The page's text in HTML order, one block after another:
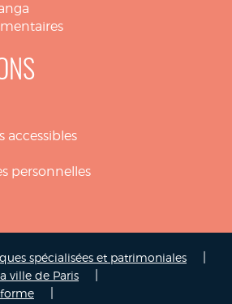
accessibles
personnelles
spécialisées et patrimoniales
ville de Paris